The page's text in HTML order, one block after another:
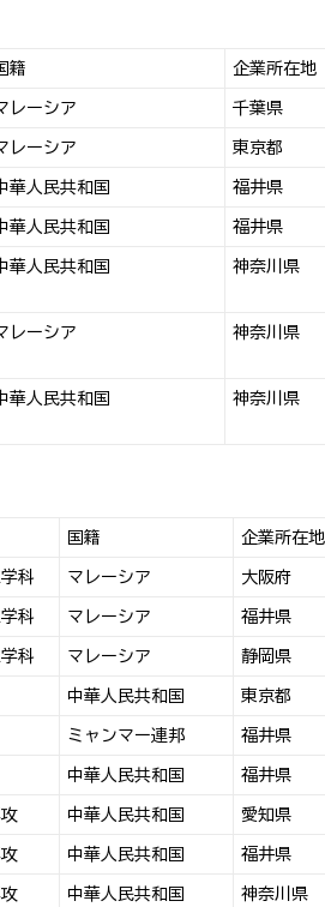
籍 企業所在地
レーシア 千葉県
レーシア 東京都
華人民共和国 福井県
華人民共和国 福井県
華人民共和国 神奈川県
レーシア 神奈川県
華人民共和国 神奈川県
国籍 企業所在地
科 マレーシア 大阪府
科 マレーシア 福井県
科 マレーシア 静岡県
中華人民共和国 東京都
ミャンマー連邦 福井県
中華人民共和国 福井県
中華人民共和国 愛知県
中華人民共和国 福井県
中華人民共和国 神奈川県